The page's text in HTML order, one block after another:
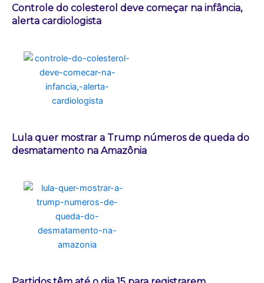
Controle do colesterol deve começar na infância,
alerta cardiologista
Lula quer mostrar a Trump números de queda do
desmatamento na Amazônia